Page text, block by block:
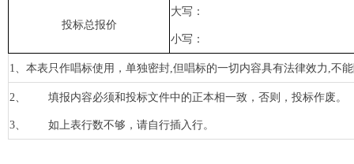
投标总报价
大写：
小写：
1、本表只作唱标使用，单独密封,但唱标的一切内容具有法律效力,不
2、 填报内容必须和投标文件中的正本相一致，否则，投标作废。
3、 如上表行数不够，请自行插入行。